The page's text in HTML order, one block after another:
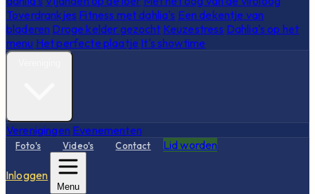
Toverdrankjes Fitness met dahlia's Een dekentje van
bladeren Droge kelder gezocht Keuzestress Dahlia's op het
menu Het perfecte plaatje It's showtime
Verenigingen Evenementen
Foto's Video's Contact Lid worden
Inloggen
Menu